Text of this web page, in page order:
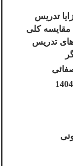
تدریس
خصوصی + ۲ مقایسه کلی
تدریس